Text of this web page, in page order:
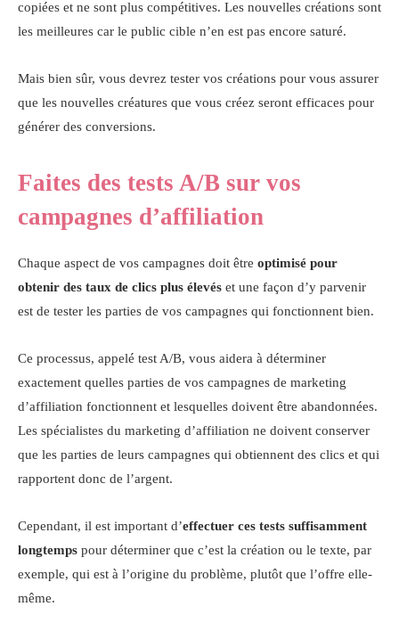
copiées et ne sont plus compétitives. Les nouvelles créations sont
les meilleures car le public cible n’en est pas encore saturé.
Mais bien sûr, vous devrez tester vos créations pour vous assurer
que les nouvelles créatures que vous créez seront efficaces pour
générer des conversions.
Faites des tests A/B sur vos
campagnes d’affiliation
Chaque aspect de vos campagnes doit être optimisé pour
obtenir des taux de clics plus élevés et une façon d’y parvenir
est de tester les parties de vos campagnes qui fonctionnent bien.
Ce processus, appelé test A/B, vous aidera à déterminer
exactement quelles parties de vos campagnes de marketing
d’affiliation fonctionnent et lesquelles doivent être abandonnées.
Les spécialistes du marketing d’affiliation ne doivent conserver
que les parties de leurs campagnes qui obtiennent des clics et qui
rapportent donc de l’argent.
Cependant, il est important d’effectuer ces tests suffisamment
longtemps pour déterminer que c’est la création ou le texte, par
exemple, qui est à l’origine du problème, plutôt que l’offre elle-
même.